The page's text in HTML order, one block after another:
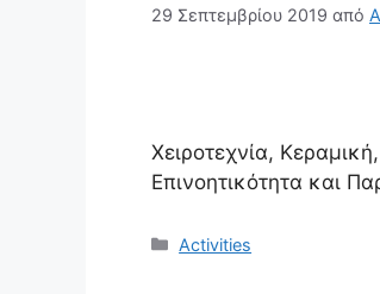
29 Σεπτεμβρίου 2019 από
Χειροτεχνία,
Eπινοητικότητα και
Κατηγορίες
Activities